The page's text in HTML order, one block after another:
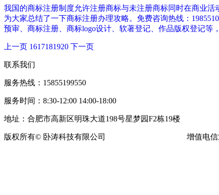
我国的商标注册制度允许注册商标与未注册商标同时在商业
为大家总结了一下商标注册办理攻略。免费咨询热线：
预审、商标注册、商标logo设计、软著登记、作品版权登记等
上一页 1617181920 下一页
联系我们
服务热线：15855199550
服务时间：8:30-12:00 14:00-18:00
地址：合肥市高新区明珠大道198号星梦园F2栋19楼
版权所有© 卧涛科技有限公司 增值电